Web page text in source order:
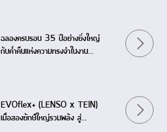
ฉลองครบรอบ 35 ปีอย่างยิ่งใหญ่
กับค่ำคืนแห่งความทรงจำในงาน
EVOflex+ (LENSO x TEIN)
เมื่อสองยักษ์ใหญ่รวมพลัง สู่